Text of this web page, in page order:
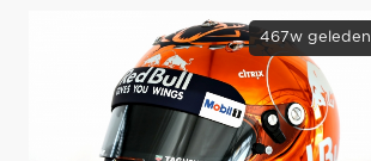
467w geleden